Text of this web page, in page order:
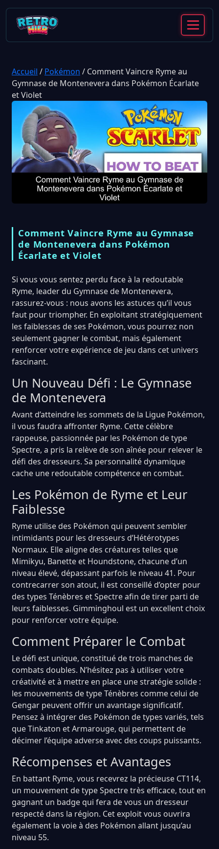
Accueil / Pokémon / Comment Vaincre Ryme au
Gymnase de Montenevera dans Pokémon Écarlate
et Violet
Comment Vaincre Ryme au Gymnase
de Montenevera dans Pokémon
Écarlate et Violet
Si vous vous sentez perdu face à la redoutable
Ryme, leader du Gymnase de Montenevera,
rassurez-vous : nous avons les astuces qu’il vous
faut pour triompher. En exploitant stratégiquement
les faiblesses de ses Pokémon, vous pourrez non
seulement gagner le combat, mais également
renforcer votre expérience de jeu dans cet univers
fascinant.
Un Nouveau Défi : Le Gymnase
de Montenevera
Avant d’atteindre les sommets de la Ligue Pokémon,
il vous faudra affronter Ryme. Cette célèbre
rappeuse, passionnée par les Pokémon de type
Spectre, a pris la relève de son aînée pour relever le
défi des dresseurs. Sa personnalité dynamique
cache une redoutable compétence en combat.
Les Pokémon de Ryme et Leur
Faiblesse
Ryme utilise des Pokémon qui peuvent sembler
intimidants pour les dresseurs d’Hétérotypes
Normaux. Elle aligne des créatures telles que
Mimikyu, Banette et Houndstone, chacune d’un
niveau élevé, dépassant parfois le niveau 41. Pour
contrecarrer son atout, il est conseillé d’opter pour
des types Ténèbres et Spectre afin de tirer parti de
leurs faiblesses. Gimminghoul est un excellent choix
pour renforcer votre équipe.
Comment Préparer le Combat
Le défi est unique, constitué de trois manches de
combats doubles. N’hésitez pas à utiliser votre
créativité et à mettre en place une stratégie solide :
les mouvements de type Ténèbres comme celui de
Gengar peuvent offrir un avantage significatif.
Pensez à intégrer des Pokémon de types variés, tels
que Tinkaton et Armarouge, qui permettent de
décimer l’équipe adverse avec des coups puissants.
Récompenses et Avantages
En battant Ryme, vous recevrez la précieuse CT114,
un mouvement de type Spectre très efficace, tout en
gagnant un badge qui fera de vous un dresseur
respecté dans la région. Cet exploit vous ouvrira
également la voie à des Pokémon allant jusqu’au
niveau 55.